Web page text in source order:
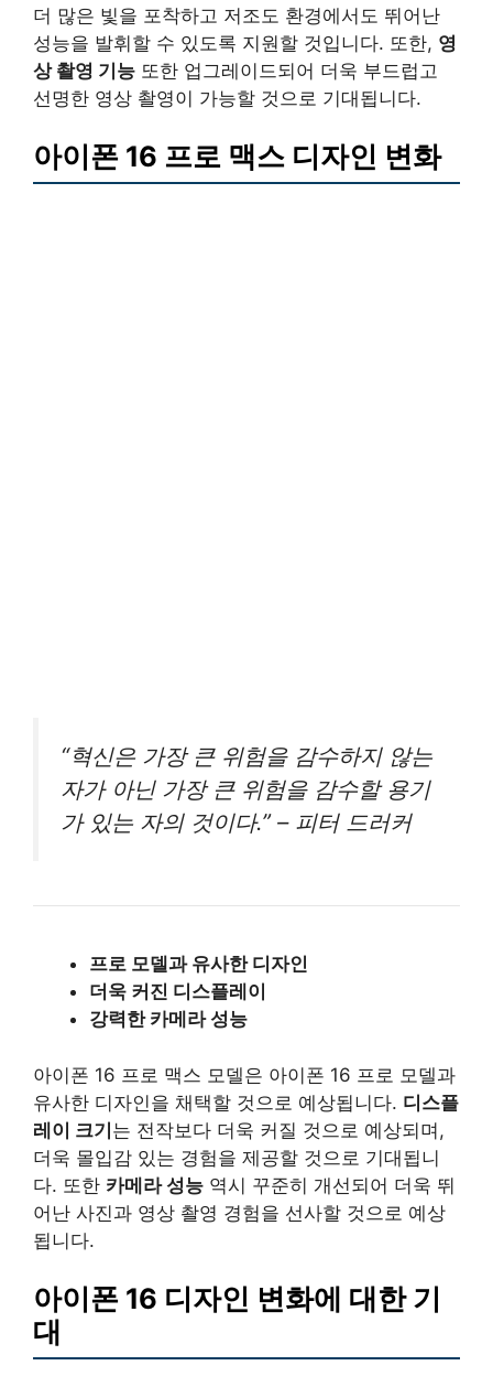
더 많은 빛을 포착하고 저조도 환경에서도 뛰어난
성능을 발휘할 수 있도록 지원할 것입니다. 또한, 영
상 촬영 기능 또한 업그레이드되어 더욱 부드럽고
선명한 영상 촬영이 가능할 것으로 기대됩니다.
아이폰 16 프로 맥스 디자인 변화
“혁신은 가장 큰 위험을 감수하지 않는
자가 아닌 가장 큰 위험을 감수할 용기
가 있는 자의 것이다.” – 피터 드러커
프로 모델과 유사한 디자인
더욱 커진 디스플레이
강력한 카메라 성능
아이폰 16 프로 맥스 모델은 아이폰 16 프로 모델과
유사한 디자인을 채택할 것으로 예상됩니다. 디스플
레이 크기는 전작보다 더욱 커질 것으로 예상되며,
더욱 몰입감 있는 경험을 제공할 것으로 기대됩니
다. 또한 카메라 성능 역시 꾸준히 개선되어 더욱 뛰
어난 사진과 영상 촬영 경험을 선사할 것으로 예상
됩니다.
아이폰 16 디자인 변화에 대한 기
대